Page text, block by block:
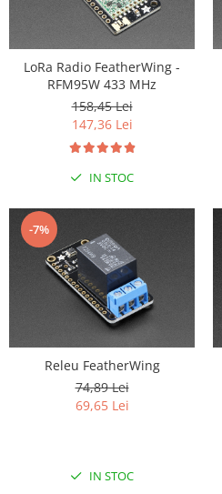
LoRa Radio FeatherWing -
RFM95W 433 MHz
158,45 Lei
147,36 Lei
IN STOC
-7%
Releu FeatherWing
74,89 Lei
69,65 Lei
IN STOC